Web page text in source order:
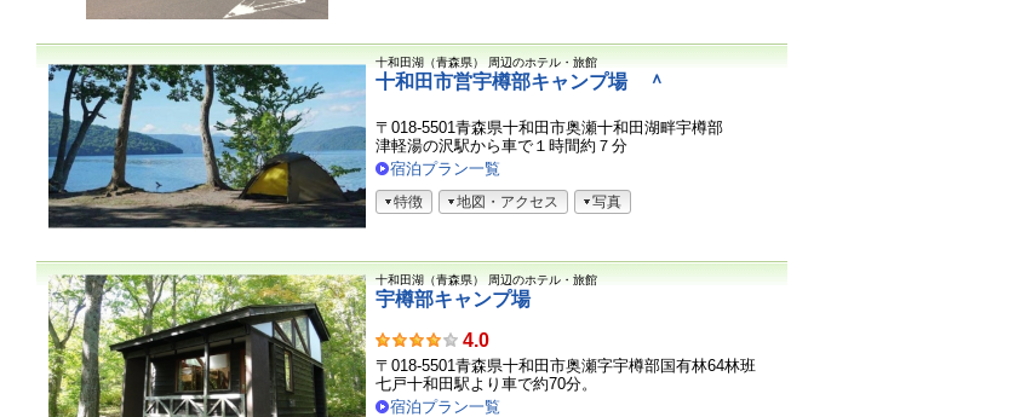
十和田湖（青森県） 周辺のホテル・旅館
十和田市営宇樽部キャンプ場 ＾
〒018-5501青森県十和田市奥瀬十和田湖畔宇樽部
津軽湯の沢駅から車で１時間約７分
宿泊プラン一覧
特徴 地図・アクセス 写真
十和田湖（青森県） 周辺のホテル・旅館
宇樽部キャンプ場
お
客
さ
ま
4.0
〒018-5501青森県十和田市奥瀬字宇樽部国有林64林班
七戸十和田駅より車で約70分。
宿泊プラン一覧